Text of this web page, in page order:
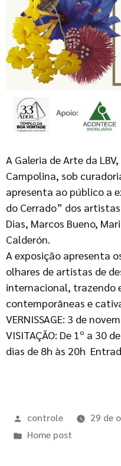
A Galeria de Arte da
Campolina, sob
apresenta ao público a
do Cerrado” dos
Dias, Marcos Bueno,
Calderón.
A exposição apresenta
olhares de artistas de
internacional, trazendo
contemporâneas e
VERNISSAGE: 3 de
VISITAÇÃO: De 1º a 30
dias de 8h às 20h
controle
29 de
Home post